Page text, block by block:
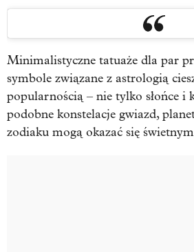
Minimalistyczne tatuaże dla par
symbole związane z astrologią
popularnością – nie tylko słońce i
podobne konstelacje gwiazd,
zodiaku mogą okazać się